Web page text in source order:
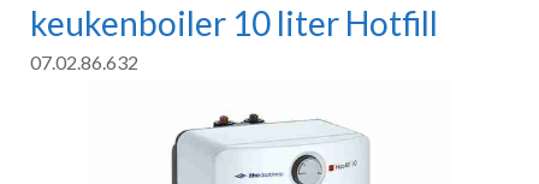
keukenboiler 10 liter Hotfill
07.02.86.632